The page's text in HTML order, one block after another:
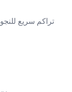
تراكم سريع